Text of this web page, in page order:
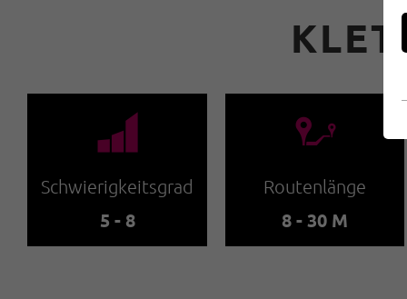
🞽
Schwierigkeitsgrad
5 - 8
🔹
Routenlänge
8 - 30 M